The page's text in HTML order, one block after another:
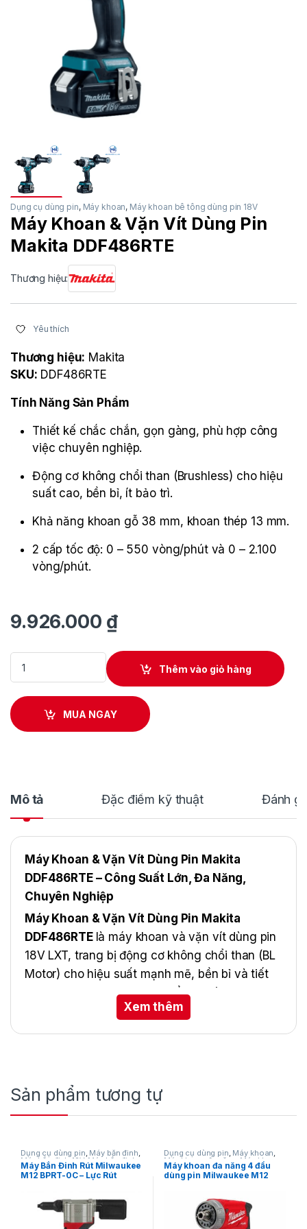
Dụng cụ dùng pin, Máy khoan, Máy khoan bê tông dùng pin 18V
Máy Khoan & Vặn Vít Dùng Pin
Makita DDF486RTE
Thương hiệu:
Yêu thích
Thương hiệu: Makita
SKU: DDF486RTE
Tính Năng Sản Phẩm
Thiết kế chắc chắn, gọn gàng, phù hợp công
việc chuyên nghiệp.
Động cơ không chổi than (Brushless) cho hiệu
suất cao, bền bỉ, ít bảo trì.
Khả năng khoan gỗ 38 mm, khoan thép 13 mm.
2 cấp tốc độ: 0 – 550 vòng/phút và 0 – 2.100
vòng/phút.
9.926.000 ₫
Máy Khoan & Vặn Vít Dùng Pin Makita DDF486RTE quantity
Thêm vào giỏ hàng
MUA NGAY
Mô tả Đặc điểm kỹ thuật Đánh
Máy Khoan & Vặn Vít Dùng Pin Makita
DDF486RTE – Công Suất Lớn, Đa Năng,
Chuyên Nghiệp
Máy Khoan & Vặn Vít Dùng Pin Makita
DDF486RTE là máy khoan và vặn vít dùng pin
18V LXT, trang bị động cơ không chổi than (BL
Motor) cho hiệu suất mạnh mẽ, bền bỉ và tiết
kiệm năng lượng. Bộ sản phẩm đi kèm 2 pin
18V – 5.0Ah và sạc nhanh, giúp làm việc liên
Xem thêm
Sản phẩm tương tự
Dụng cụ dùng pin, Máy bắn đinh,
Máy bắn đinh 12V,Máy bắn đinh
rút,Milwaukee
Máy Bắn Đinh Rút Milwaukee
M12 BPRT-0C – Lực Rút
Dụng cụ dùng pin, Máy khoan,
Máy khoan đa năng Máy khoan
dùng pin 12V ,Milwaukee
Máy khoan đa năng 4 đầu
dùng pin Milwaukee M12